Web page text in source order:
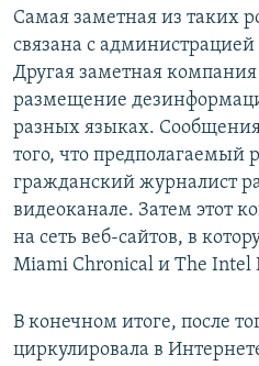
Самая заметная из таких
связана с
Другая заметная
размещение
разных языках.
того, что предполагаемый
гражданский журналист
видеоканале. Затем этот
на сеть веб-сайтов, в
Miami Chronical и The Intel
В конечном итоге, после
циркулировала в